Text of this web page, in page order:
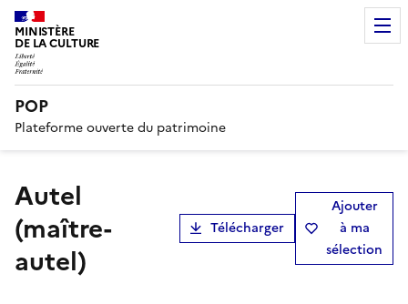
MINISTÈRE
DE LA CULTURE
POP
Plateforme ouverte du patrimoine
autel
(maître-
autel)
Télécharger
Ajouter
à ma
sélection